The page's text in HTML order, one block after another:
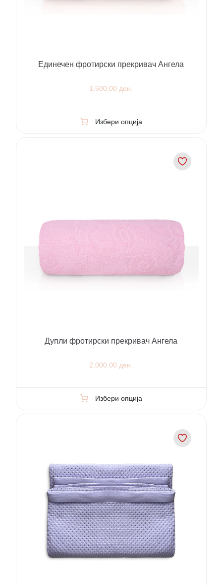
Единечен фротирски прекривач Ангела
1,500.00 ден.
Избери опција
Дупли фротирски прекривач Ангела
2,000.00 ден.
Избери опција